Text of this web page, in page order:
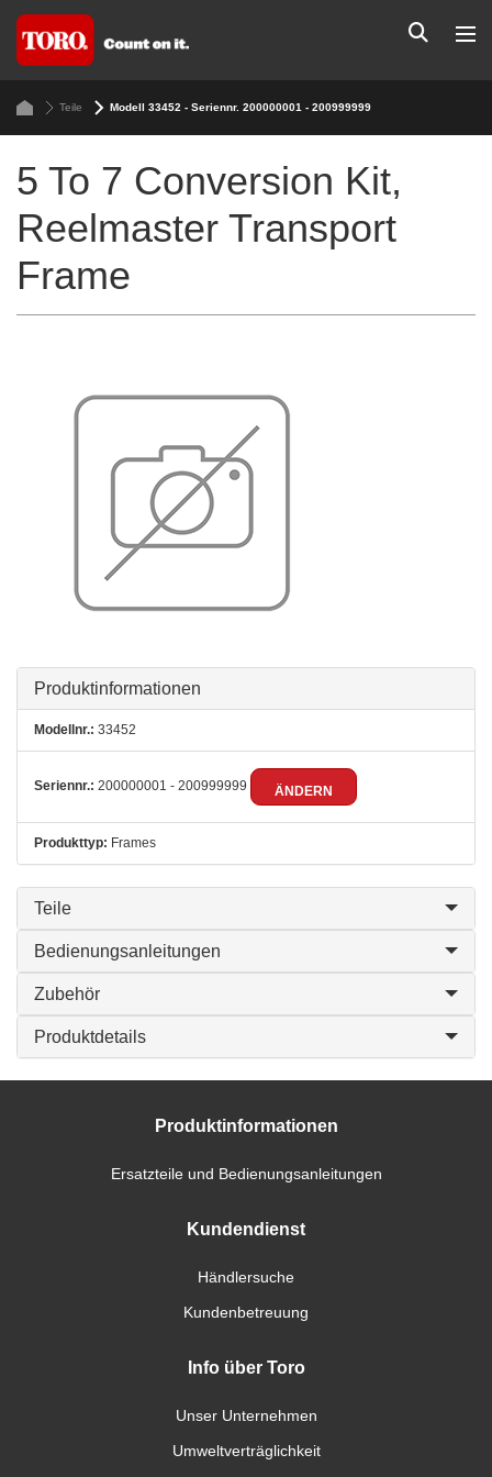
Teile Modell 33452 - Seriennr. 200000001 - 200999999
5 To 7 Conversion Kit,
Reelmaster Transport
Frame
Produktinformationen
Modellnr.: 33452
Seriennr.: 200000001 - 200999999 ÄNDERN
Produkttyp: Frames
Teile
Bedienungsanleitungen
Zubehör
Produktdetails
Produktinformationen
Ersatzteile und Bedienungsanleitungen
Kundendienst
Händlersuche
Kundenbetreuung
Info über Toro
Unser Unternehmen
Umweltverträglichkeit